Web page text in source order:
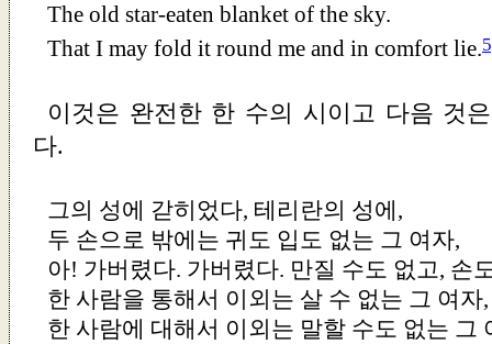
The old star-eaten blanket of the sky.
That I may fold it round me and in comfort lie.
이것은 완전한 한 수의 시이고 다음 것
다.
그의 성에 갇히었다, 테리란의 성에,
두 손으로 밖에는 귀도 입도 없는 그 여자,
아! 가버렸다. 가버렸다. 만질 수도 없고, 손
한 사람을 통해서 이외는 살 수 없는 그 여자,
한 사람에 대해서 이외는 말할 수도 없는 그